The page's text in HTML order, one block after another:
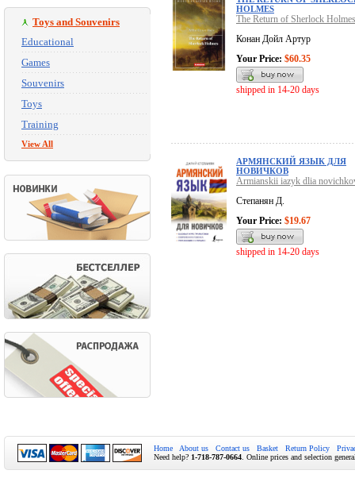
Toys and Souvenirs
Educational
Games
Souvenirs
Toys
Training
View All
HOLMES
The Return of Sherlock Holmes
Конан Дойл Артур
Your Price: $60.35
shipped in 14-20 days
АРМЯНСКИЙ ЯЗЫК ДЛЯ
НОВИЧКОВ
Armianskii iazyk dlia
Степанян Д.
Your Price: $19.67
shipped in 14-20 days
Home About us Contact us Basket Return Policy
Need help? 1-718-787-0664 . Online prices and selection